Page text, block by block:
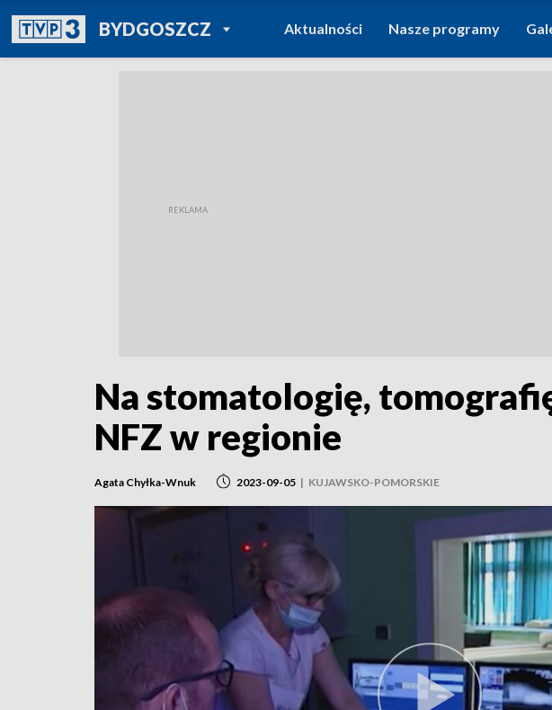
BYDGOSZCZPOWRÓT DO
TVP REGIONY
Aktualności Nasze programy
Na stomatologię,
NFZ w regionie
Agata Chyłka-Wnuk 2023-09-05 | KUJAWSKO-POMORSKIE